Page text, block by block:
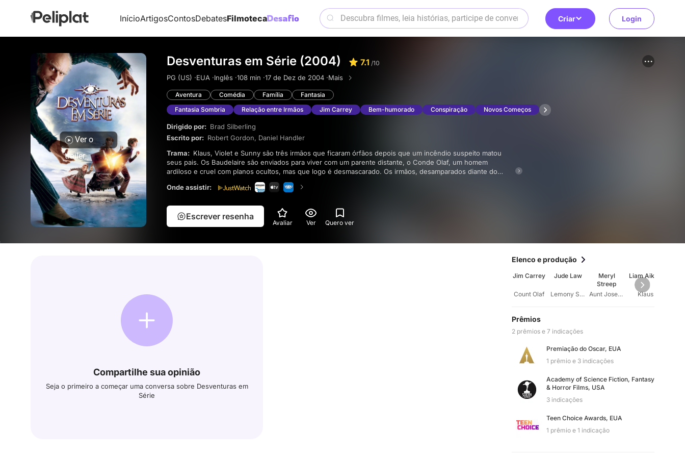
InícioArtigosContosDebatesFilmoteca Criar Login
Ver o
trailer
Desventuras em Série (2004) 7.1 /10
PG (US) ·EUA ·Inglês ·108 min ·17 de Dez de 2004 ·Mais
Aventura Comédia Família
Fantasia
Fantasia Sombria
Relação entre Irmãos Jim Carrey Bem-humorado Conspiração Novos Começos
Dirigido por: Brad Silberling
Escrito por: Robert Gordon, Daniel Handler
Trama:
seus pais. Os Baudelaire são enviados para viver com um parente distante, o Conde Olaf, um homem
ardiloso e cruel com planos ocultos, mas que logo é desmascarado. Os irmãos, desamparados diante do
mundo adulto, recorrem à sua inteligência e engenhosidade para sobreviver. Uma aventura cheia de humor,
com uma bela estética gótica, um elenco incrível e uma ótima trilha sonora.
Onde assistir:
Escrever resenha
Avaliar Ver Quero ver
Compartilhe sua opinião
Seja o primeiro a começar uma conversa sobre Desventuras em
Série
Elenco e produção
Jim Carrey
Count Olaf
Jude Law
Lemony Snicket (voice)
Meryl
Streep
Aunt Josephine
Liam Aiken
Klaus
Prêmios
2 prêmios e 7 indicações
Premiação do Oscar, EUA
1 prêmio e 3 indicações
Academy of Science Fiction, Fantasy
& Horror Films, USA
3 indicações
Teen Choice Awards, EUA
1 prêmio e 1 indicação